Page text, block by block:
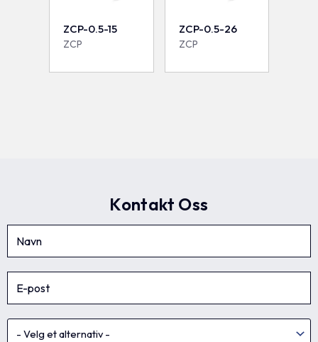
ZCP-0.5-15
ZCP
ZCP-0.5-26
ZCP
Kontakt Oss